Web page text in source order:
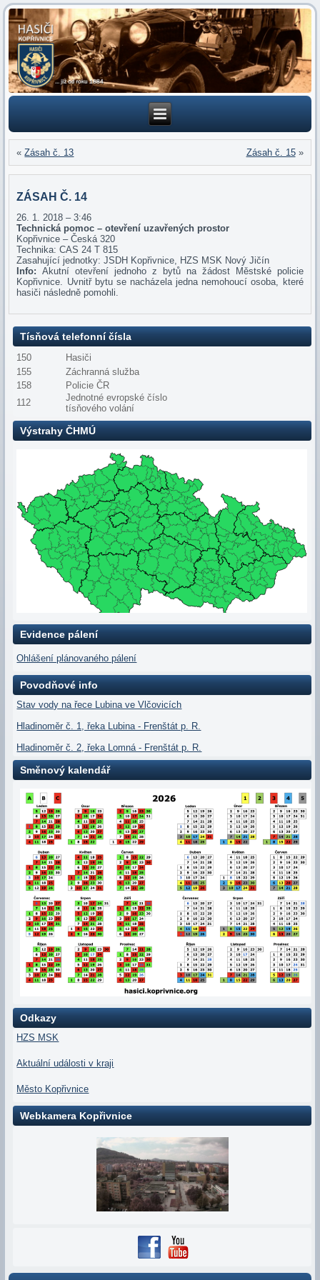
«Zásah č. 13 Zásah č. 15»
ZÁSAH Č. 14
26. 1. 2018 – 3:46
Technická pomoc – otevření uzavřených prostor
Kopřivnice – Česká 320
Technika: CAS 24 T 815
Zasahující jednotky: JSDH Kopřivnice, HZS MSK Nový Jičín
Info: Akutní otevření jednoho z bytů na žádost Městské policie
Kopřivnice. Uvnitř bytu se nacházela jedna nemohoucí osoba, které
hasiči následně pomohli.
Tísňová telefonní čísla
150
Hasiči
155
Záchranná služba
158
Policie ČR
112
Jednotné evropské číslo
tísňového volání
Výstrahy ČHMÚ
Evidence pálení
Ohlášení plánovaného pálení
Povodňové info
Stav vody na řece Lubina ve Vlčovicích
Hladinoměr č. 1, řeka Lubina - Frenštát p. R.
Hladinoměr č. 2, řeka Lomná - Frenštát p. R.
Směnový kalendář
Odkazy
HZS MSK
Aktuální události v kraji
Město Kopřivnice
Webkamera Kopřivnice